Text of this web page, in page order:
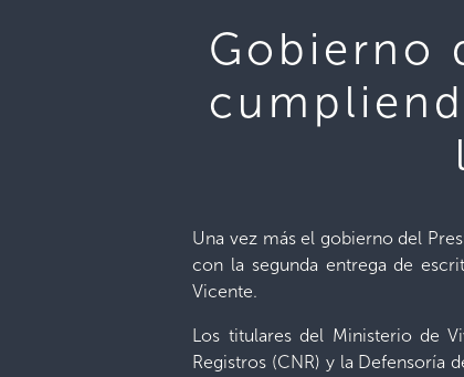
Gobierno
Una vez más el gobierno del
con la segunda entrega de
Vicente.
Los titulares del Ministerio de
Registros (CNR) y la Defensoría